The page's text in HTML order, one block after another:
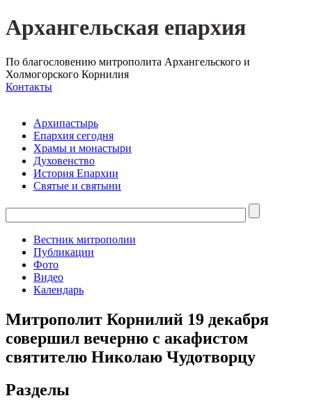
Архангельская епархия
По благословению митрополита Архангельского и
Холмогорского Корнилия
Контакты
Архипастырь
Епархия сегодня
Храмы и монастыри
Духовенство
История Епархии
Святые и святыни
Вестник митрополии
Публикации
Фото
Видео
Календарь
Митрополит Корнилий 19 декабря
совершил вечерню с акафистом
святителю Николаю Чудотворцу
Разделы